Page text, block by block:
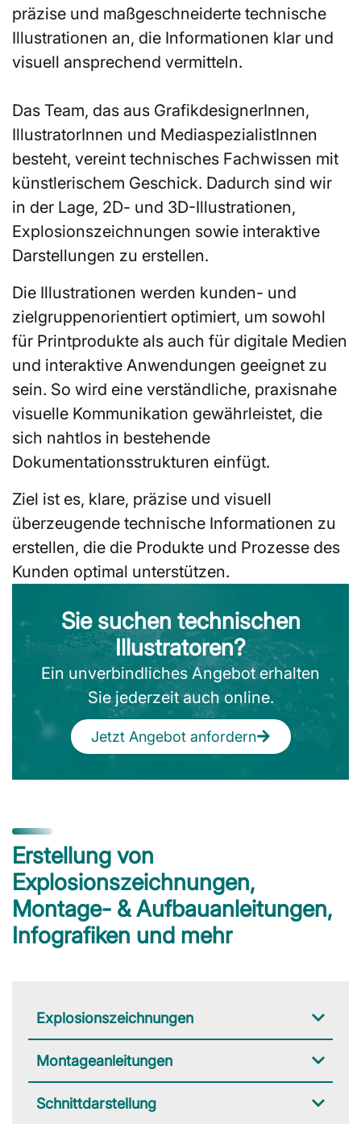
präzise und maßgeschneiderte technische
Illustrationen an, die Informationen klar und
visuell ansprechend vermitteln.
Das Team, das aus GrafikdesignerInnen,
IllustratorInnen und MediaspezialistInnen
besteht, vereint technisches Fachwissen mit
künstlerischem Geschick. Dadurch sind wir
in der Lage, 2D- und 3D-Illustrationen,
Explosionszeichnungen sowie interaktive
Darstellungen zu erstellen.
Die Illustrationen werden kunden- und
zielgruppenorientiert optimiert, um sowohl
für Printprodukte als auch für digitale Medien
und interaktive Anwendungen geeignet zu
sein. So wird eine verständliche, praxisnahe
visuelle Kommunikation gewährleistet, die
sich nahtlos in bestehende
Dokumentationsstrukturen einfügt.
Ziel ist es, klare, präzise und visuell
überzeugende technische Informationen zu
erstellen, die die Produkte und Prozesse des
Kunden optimal unterstützen.
Sie suchen technischen
Illustratoren?
Ein unverbindliches Angebot erhalten
Sie jederzeit auch online.
Jetzt Angebot anfordern
Erstellung von
Explosionszeichnungen,
Montage- & Aufbauanleitungen,
Infografiken und mehr
Explosionszeichnungen
Montageanleitungen
Schnittdarstellung